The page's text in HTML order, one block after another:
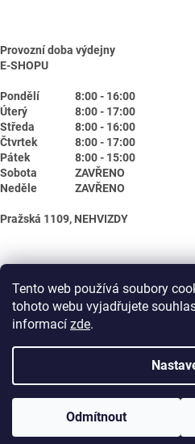
Tento web používá soubory
tohoto webu vyjadřujete
informací zde.
Odmítnout
Provozní doba výdejny
E-SHOPU
Pondělí
8:00 - 16:00
Úterý
8:00 - 17:00
Středa
8:00 - 16:00
Čtvrtek
8:00 - 17:00
Pátek
8:00 - 15:00
Sobota
ZAVŘENO
Neděle
ZAVŘENO
Pražská 1109, NEHVIZDY
Vytvořil
Copyright 2026Biotika.net .